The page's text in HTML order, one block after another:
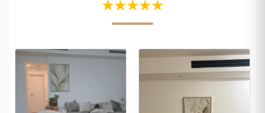
★★★★★